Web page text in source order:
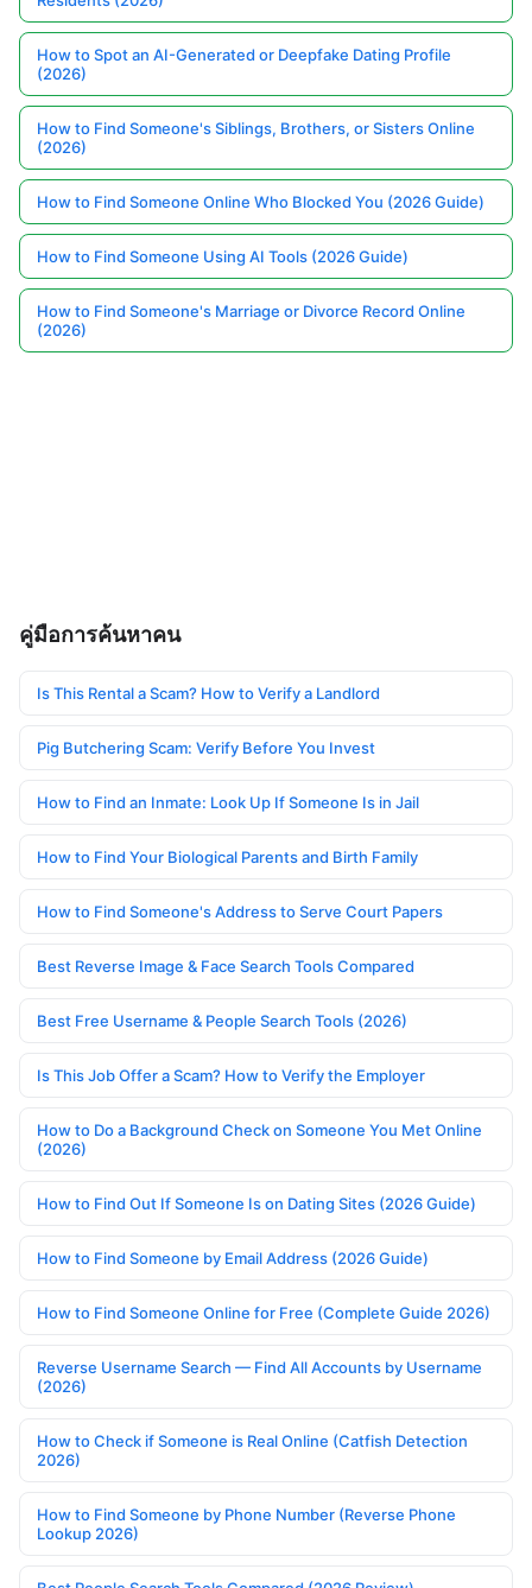
How to Spot an AI-Generated or Deepfake Dating Profile
(2026)
How to Find Someone's Siblings, Brothers, or Sisters Online
(2026)
How to Find Someone Online Who Blocked You (2026 Guide)
How to Find Someone Using AI Tools (2026 Guide)
How to Find Someone's Marriage or Divorce Record Online
(2026)
คู่มือการค้นหาคน
Is This Rental a Scam? How to Verify a Landlord
Pig Butchering Scam: Verify Before You Invest
How to Find an Inmate: Look Up If Someone Is in Jail
How to Find Your Biological Parents and Birth Family
How to Find Someone's Address to Serve Court Papers
Best Reverse Image & Face Search Tools Compared
Best Free Username & People Search Tools (2026)
Is This Job Offer a Scam? How to Verify the Employer
How to Do a Background Check on Someone You Met Online
(2026)
How to Find Out If Someone Is on Dating Sites (2026 Guide)
How to Find Someone by Email Address (2026 Guide)
How to Find Someone Online for Free (Complete Guide 2026)
Reverse Username Search — Find All Accounts by Username
(2026)
How to Check if Someone is Real Online (Catfish Detection
2026)
How to Find Someone by Phone Number (Reverse Phone
Lookup 2026)